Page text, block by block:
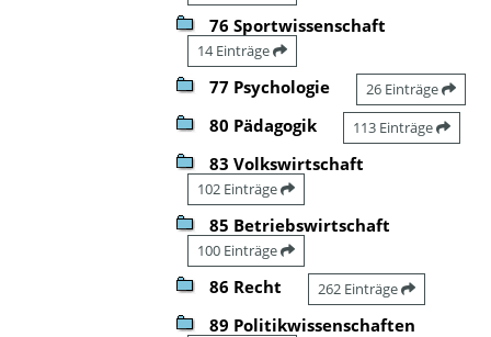
76 Sportwissenschaft
14 Einträge
77 Psychologie 26 Einträge
80 Pädagogik 113 Einträge
83 Volkswirtschaft
102 Einträge
85 Betriebswirtschaft
100 Einträge
86 Recht 262 Einträge
89 Politikwissenschaften